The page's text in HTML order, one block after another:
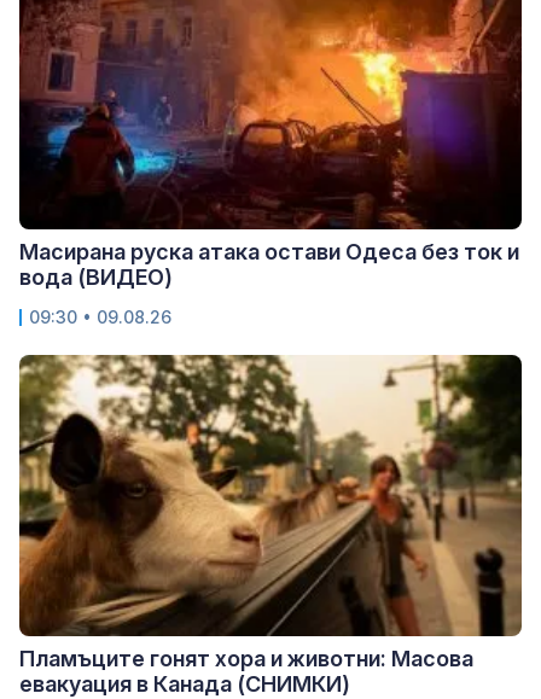
Масирана руска атака остави Одеса без ток и
вода (ВИДЕО)
09:30 • 09.08.26
Пламъците гонят хора и животни: Масова
евакуация в Канада (СНИМКИ)